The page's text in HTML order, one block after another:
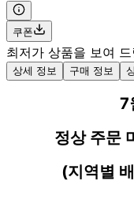
쿠폰
최저가 상품을 보여 드
상세 정보 구매 정보
7
정상 주문
(지역별